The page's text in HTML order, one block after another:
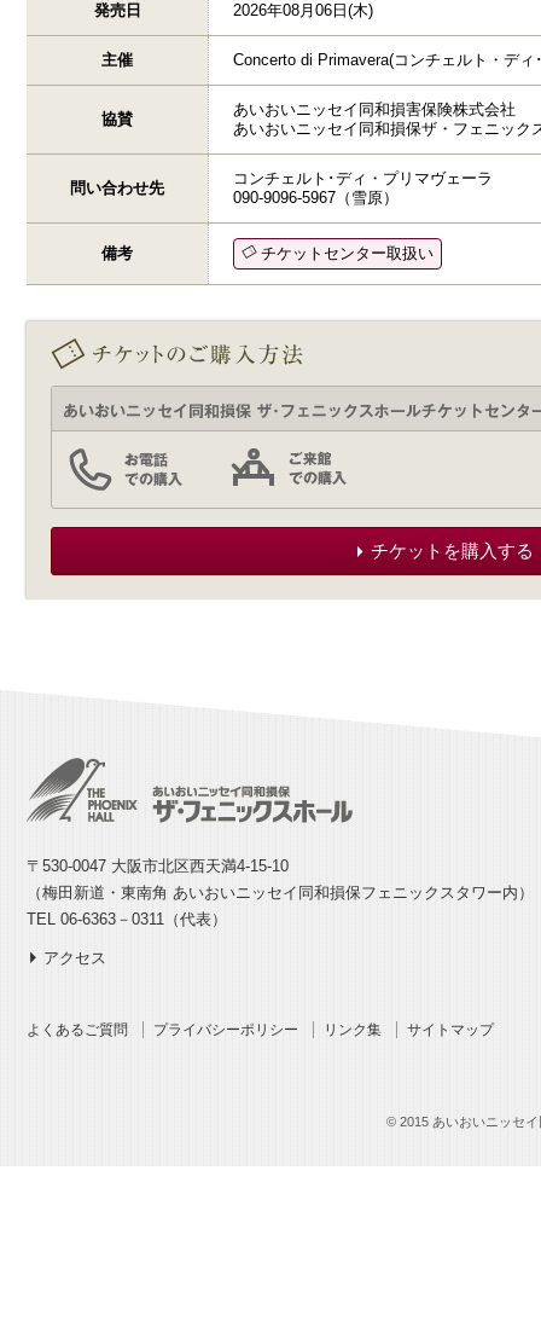
発売日 2026年08月06日(木)
主催 Concerto di Primavera(コンチェルト・ディ
協賛
あいおいニッセイ同和損害保険株式会社
あいおいニッセイ同和損保ザ・フェニック
問い合わせ先
コンチェルト･ディ・プリマヴェーラ
090-9096-5967（雪原）
備考 チケットセンター取扱い
チケットを購入する
〒530-0047 大阪市北区西天満4-15-10
（梅田新道・東南角 あいおいニッセイ同和損保フェニックスタワー内）
TEL 06-6363－0311（代表）
アクセス
よくあるご質問 プライバシーポリシー リンク集 サイトマップ
© 2015 あいおいニッセ